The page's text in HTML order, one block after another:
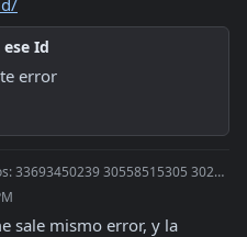
Id
error
Te dejo la entrada del blog https://afipsdk.com/blog/padron-solucion-a-no-existe-persona-con-ese-i
sale mismo error, y la